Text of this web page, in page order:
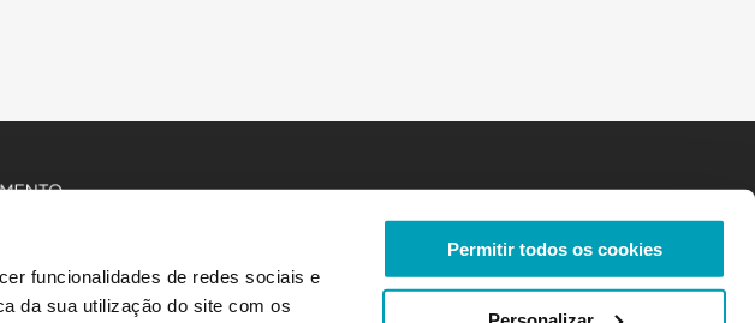
funcionalidades de redes sociais e
da sua utilização do site com os
Permitir todos os cookies
RECURSOS